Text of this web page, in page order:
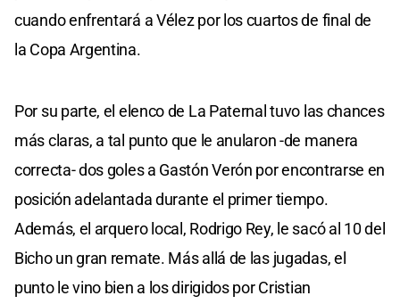
cuando enfrentará a Vélez por los cuartos de final de
la Copa Argentina.
Por su parte, el elenco de La Paternal tuvo las chances
más claras, a tal punto que le anularon -de manera
correcta- dos goles a Gastón Verón por encontrarse en
posición adelantada durante el primer tiempo.
Además, el arquero local, Rodrigo Rey, le sacó al 10 del
Bicho un gran remate. Más allá de las jugadas, el
punto le vino bien a los dirigidos por Cristian